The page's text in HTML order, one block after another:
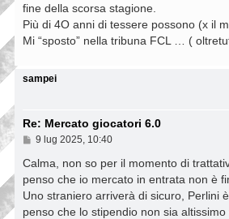
a
g
g
i
fine della scorsa stagione.
Più di 4O anni di tessere possono (x il
Mi “sposto” nella tribuna FCL … (
sampei
Re: Mercato giocatori 6.0
M
s
a
g
9 lug 2025, 10:40
Calma, non so per il momento di
penso che io mercato in entrata non è
Uno straniero arriverà di sicuro, Perlini
penso che lo stipendio non sia